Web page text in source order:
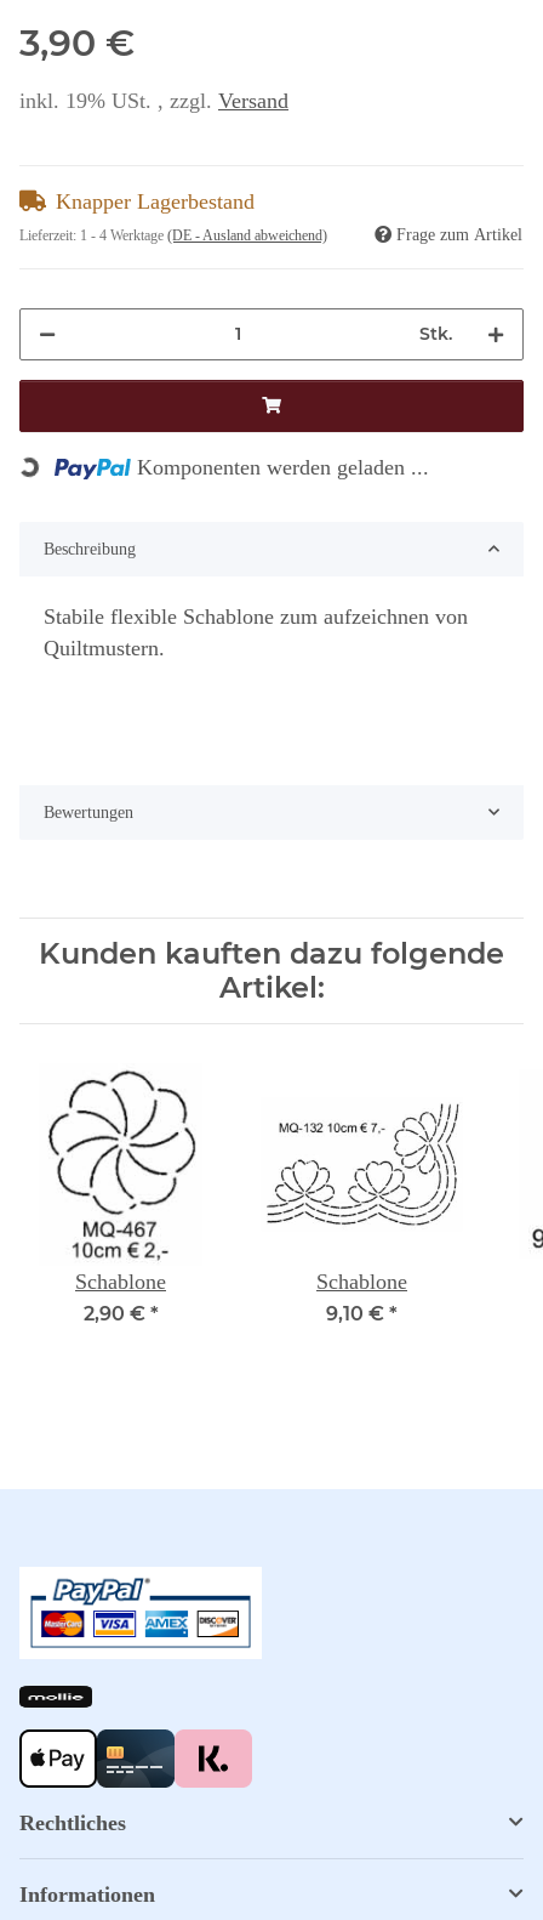
3,90 €
inkl. 19% USt. , zzgl. Versand
Knapper Lagerbestand
Lieferzeit: 1 - 4 Werktage (DE - Ausland abweichend) Frage zum Artikel
Stk.
Loading... Komponenten werden geladen ...
Beschreibung
Stabile flexible Schablone zum aufzeichnen von
Quiltmustern.
Bewertungen
Kunden kauften dazu folgende
Artikel:
Schablone
2,90 € *
Schablone
9,10 € *
Rechtliches
Informationen